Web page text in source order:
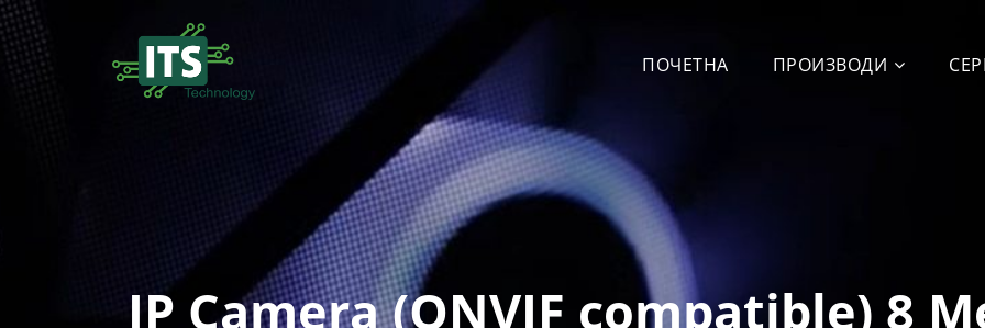
ПОЧЕТНА ПРОИЗВОДИ
IP Camera (ONVIF compatible) 8